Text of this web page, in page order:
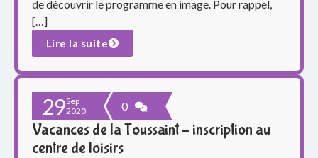
de découvrir le programme en image. Pour rappel,
[…]
Lire la suite
29Sep
2020
0
Vacances de la Toussaint – inscription au
centre de loisirs